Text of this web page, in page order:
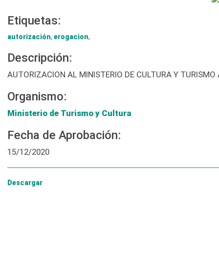
Etiquetas:
autorización, erogacion,
Descripción:
AUTORIZACION AL MINISTERIO DE CULTURA Y TURISMO
Organismo:
Ministerio de Turismo y Cultura
Fecha de Aprobación:
15/12/2020
Descargar